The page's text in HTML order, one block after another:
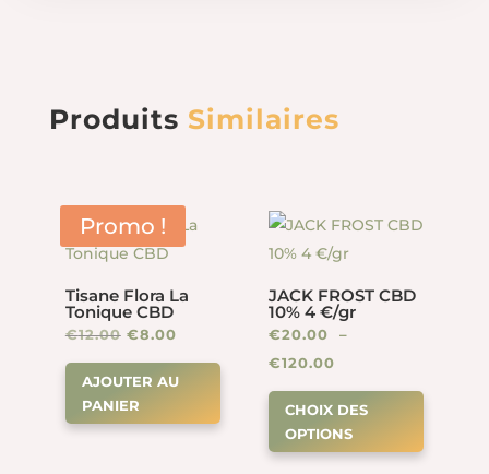
Produits Similaires
Promo !
Tisane Flora La
Tonique CBD
€12.00 Le
prix
initial
€8.00Le
prix
actuel
AJOUTER AU
PANIER
JACK FROST CBD
10% 4 €/gr
€20.00
–
€120.00
de
prix :
CHOIX DES
OPTIONS
Ce
a